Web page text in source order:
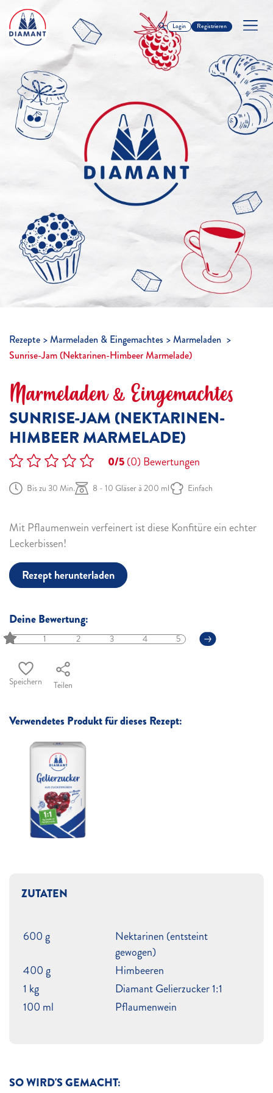
Login Registrieren
Rezepte Marmeladen & Eingemachtes
Marmeladen
Sunrise-Jam (Nektarinen-Himbeer Marmelade)
Marmeladen & Eingemachtes
SUNRISE-JAM (NEKTARINEN-
HIMBEER MARMELADE)
0/5(0)Bewertungen
Bis zu 30 Min. 8 - 10 Gläser à 200 ml Einfach
Mit Pflaumenwein verfeinert ist diese Konfitüre ein echter
Leckerbissen!
Rezept herunterladen
Deine Bewertung:
1 2 3 4 5
Speichern Teilen
Verwendetes Produkt für dieses Rezept:
SO WIRD'S GEMACHT:
ZUTATEN
600 g
Nektarinen (entsteint
gewogen)
400 g
Himbeeren
1 kg
Diamant Gelierzucker 1:1
100 ml
Pflaumenwein